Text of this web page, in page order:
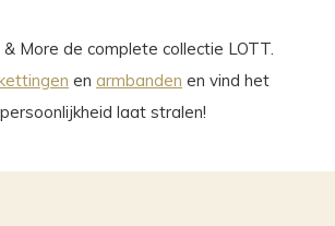
More de complete collectie LOTT.
en armbanden en vind het
laat stralen!